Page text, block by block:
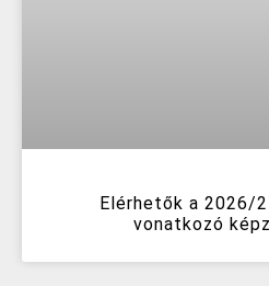
Elérhetők a 2026/
vonatkozó